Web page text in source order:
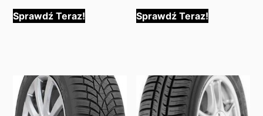
Sprawdź Teraz! Sprawdź Teraz!